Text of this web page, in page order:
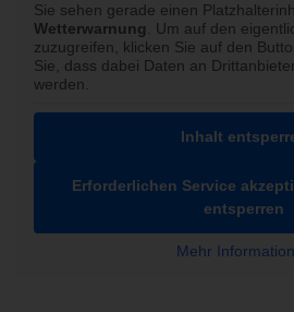
Sie sehen gerade einen
Wetterwarnung
. Um auf den
zuzugreifen, klicken Sie auf den
Sie, dass dabei Daten an
werden.
Inhalt
Erforderlichen Service
entsperren
Mehr